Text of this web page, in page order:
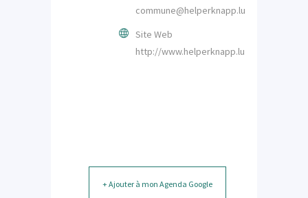
commune@helperknapp.lu
Site Web
http://www.helperknapp.lu
+ Ajouter à mon Agenda Google